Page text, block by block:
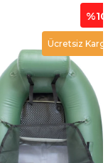
%10
Ücretsiz Kargo